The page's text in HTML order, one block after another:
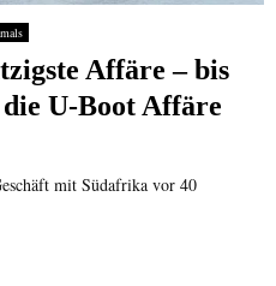
Affäre – bis
die U-Boot Affäre
mit Südafrika vor 40